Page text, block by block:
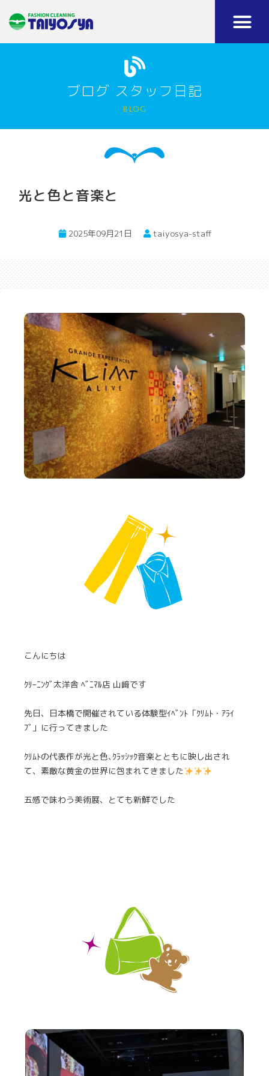
ブログ スタッフ日記
blog
光と色と音楽と
2025年09月21日 taiyosya-staff
こんにちは
ｸﾘｰﾆﾝｸﾞ太洋舎 ﾍﾞﾆﾏﾙ店 山﨑です
先日、日本橋で開催されている体験型ｲﾍﾞﾝﾄ「ｸﾘﾑﾄ・ｱﾗｲ
ﾌﾞ」に行ってきました
ｸﾘﾑﾄの代表作が光と色､ｸﾗｯｼｯｸ音楽とともに映し出され
て、素敵な黄金の世界に包まれてきました
五感で味わう美術展、とても新鮮でした